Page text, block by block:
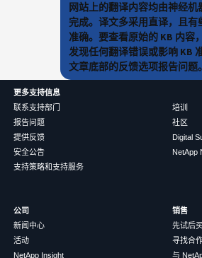
网站上的翻译内容均由神经机
完成。译文多采用直译，且有
准确。要查看原始的 KB 内容
发现任何翻译错误或影响 KB
文章底部的反馈选项报告问题。
更多支持信息
联系支持部门
报告问题
提供反馈
安全公告
支持策略和支持服务
培训
社区
Digital
NetApp
公司
新闻中心
活动
NetApp Insight
销售
先试后
寻找合
与